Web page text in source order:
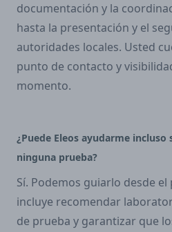
documentación y la
hasta la presentación y el
autoridades locales. Usted
punto de contacto y
momento.
¿Puede Eleos ayudarme incluso
ninguna prueba?
Sí. Podemos guiarlo desde
incluye recomendar
de prueba y garantizar que